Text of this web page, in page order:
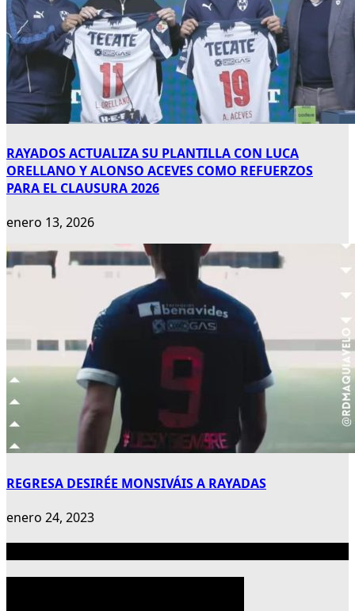
RAYADOS ACTUALIZA SU PLANTILLA CON LUCA
ORELLANO Y ALONSO ACEVES COMO REFUERZOS
PARA EL CLAUSURA 2026
enero 13, 2026
REGRESA DESIRÉE MONSIVÁIS A RAYADAS
enero 24, 2023